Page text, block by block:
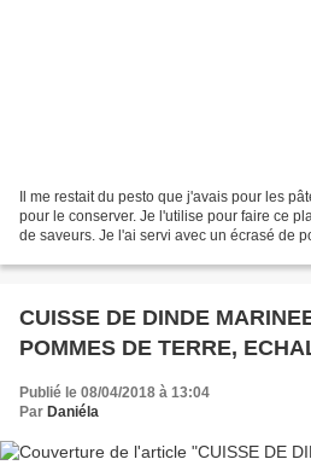
Il me restait du pesto que j'avais pour les
pour le conserver. Je l'utilise pour faire ce
de saveurs. Je l'ai servi avec un écrasé de
CUISSE DE DINDE
POMMES DE TERRE,
Publié le 08/04/2018 à 13:04
Par Daniéla